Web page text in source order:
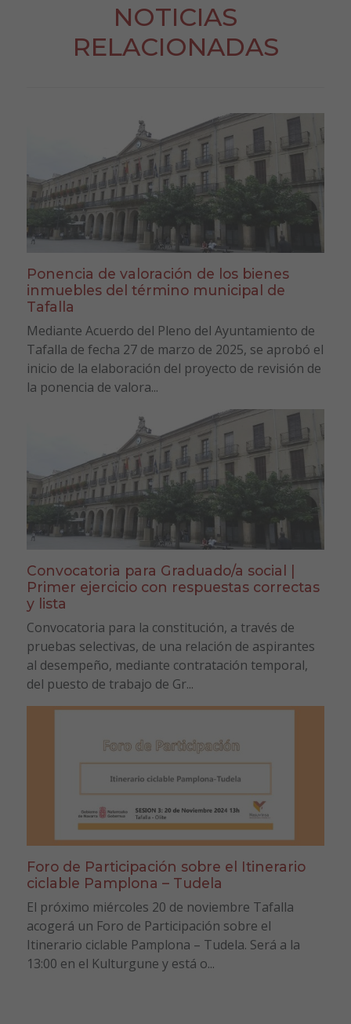
NOTICIAS
RELACIONADAS
Ponencia de valoración de los bienes
inmuebles del término municipal de
Tafalla
Mediante Acuerdo del Pleno del Ayuntamiento de
Tafalla de fecha 27 de marzo de 2025, se aprobó el
inicio de la elaboración del proyecto de revisión de
la ponencia de valora...
Convocatoria para Graduado/a social |
Primer ejercicio con respuestas correctas
y lista
Convocatoria para la constitución, a través de
pruebas selectivas, de una relación de aspirantes
al desempeño, mediante contratación temporal,
del puesto de trabajo de Gr...
Foro de Participación sobre el Itinerario
ciclable Pamplona – Tudela
El próximo miércoles 20 de noviembre Tafalla
acogerá un Foro de Participación sobre el
Itinerario ciclable Pamplona – Tudela. Será a la
13:00 en el Kulturgune y está o...